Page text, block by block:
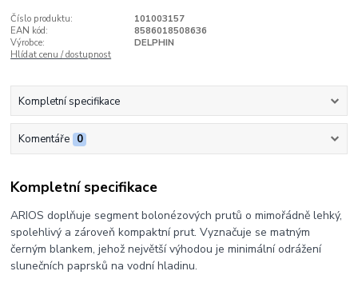
Číslo produktu:
101003157
EAN kód:
8586018508636
Výrobce:
DELPHIN
Hlídat cenu / dostupnost
Kompletní specifikace
Komentáře 0
Kompletní specifikace
ARIOS doplňuje segment bolonézových prutů o mimořádně lehký,
spolehlivý a zároveň kompaktní prut. Vyznačuje se matným
černým blankem, jehož největší výhodou je minimální odrážení
slunečních paprsků na vodní hladinu.